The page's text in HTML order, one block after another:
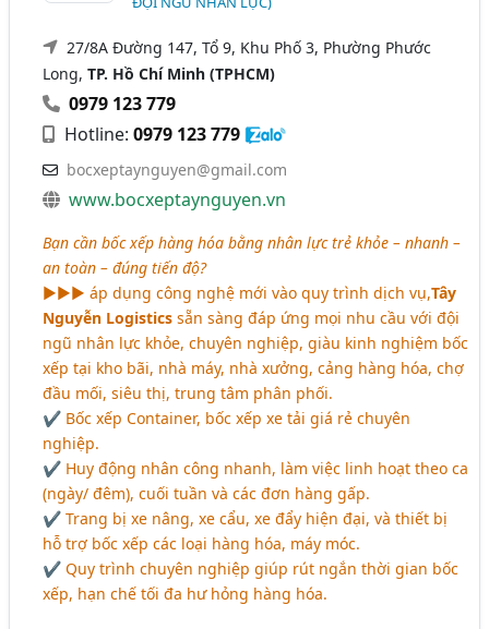
27/8A Đường 147, Tổ 9, Khu Phố 3, Phường Phước
Long,TP. Hồ Chí Minh (TPHCM)
0979 123 779
Hotline:0979 123 779
bocxeptaynguyen@gmail.com
www.bocxeptaynguyen.vn
Bạn cần bốc xếp hàng hóa bằng nhân lực trẻ khỏe – nhanh –
an toàn – đúng tiến độ?
►►► áp dụng công nghệ mới vào quy trình dịch vụ,Tây
Nguyễn Logistics sẵn sàng đáp ứng mọi nhu cầu với đội
ngũ nhân lực khỏe, chuyên nghiệp, giàu kinh nghiệm bốc
xếp tại kho bãi, nhà máy, nhà xưởng, cảng hàng hóa, chợ
đầu mối, siêu thị, trung tâm phân phối.
✔ Bốc xếp Container, bốc xếp xe tải giá rẻ chuyên
nghiệp.
✔ Huy động nhân công nhanh, làm việc linh hoạt theo ca
(ngày/ đêm), cuối tuần và các đơn hàng gấp.
✔ Trang bị xe nâng, xe cẩu, xe đẩy hiện đại, và thiết bị
hỗ trợ bốc xếp các loại hàng hóa, máy móc.
✔ Quy trình chuyên nghiệp giúp rút ngắn thời gian bốc
xếp, hạn chế tối đa hư hỏng hàng hóa.